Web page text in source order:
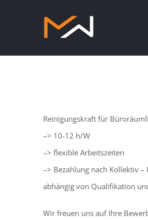
Reinigungskraft für
–> 10-12 h/W
–> flexible Arbeitszeiten
–> Bezahlung nach Kollektiv
abhängig von Qualifikation
Wir freuen uns auf Ihre